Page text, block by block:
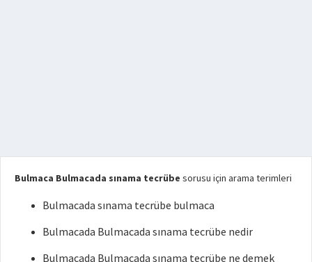
Bulmaca Bulmacada sınama tecrübe sorusu için arama terimleri
Bulmacada sınama tecrübe bulmaca
Bulmacada Bulmacada sınama tecrübe nedir
Bulmacada Bulmacada sınama tecrübe ne demek